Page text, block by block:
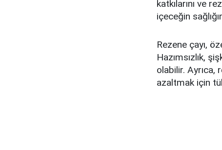
katkılarını ve
içeceğin
Rezene çayı,
Hazımsızlık,
olabilir. Ayrıca,
azaltmak için